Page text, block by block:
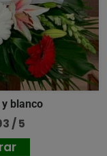
blanco
/ 5